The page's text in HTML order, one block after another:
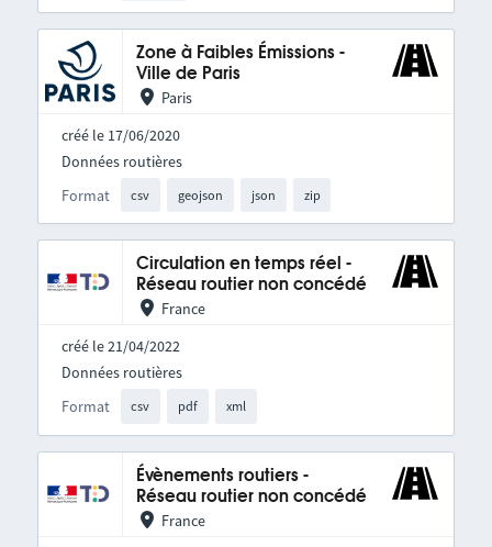
Zone à Faibles Émissions -
Ville de Paris
Paris
créé le 17/06/2020
Format csv geojson json zip
Données routières
Circulation en temps réel -
Réseau routier non concédé
France
créé le 21/04/2022
Format csv pdf xml
Données routières
Évènements routiers -
Réseau routier non concédé
France